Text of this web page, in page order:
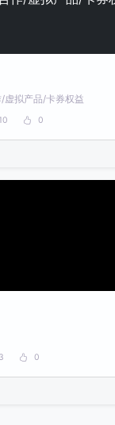
虚拟产品/卡券权益
10 0
3 0